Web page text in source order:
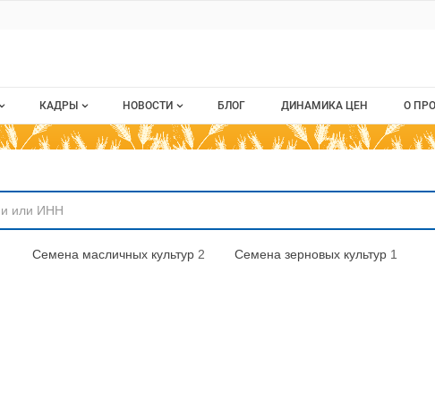
КАДРЫ
Все вакансии
НОВОСТИ
Новости рынка
БЛОГ ДИНАМИКА ЦЕН О
О
Семена масличных культур 2 Семена зерновых культур 1